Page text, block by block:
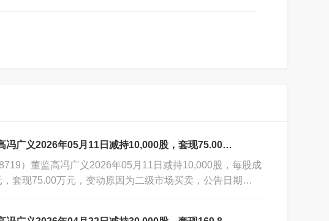
广义2026年05月11日减持10,000股，套现75.00万元
）董监高冯广义2026年05月11日减持10,000股，每股成
套现75.00万元，变动原因为二级市场买卖，公告日期